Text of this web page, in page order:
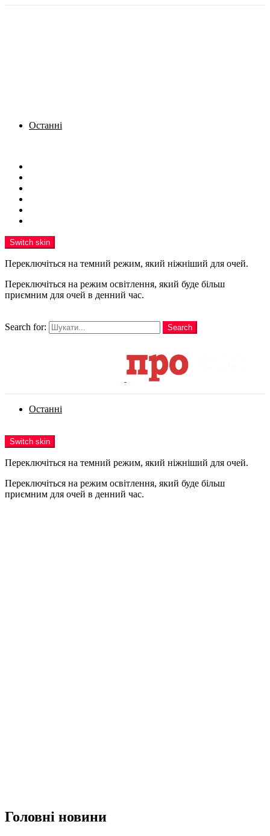
Останні
Switch skin
Переключіться на темний режим, який ніжніший для очей.
Переключіться на режим освітлення, який буде більш
приємним для очей в денний час.
Search for:
Search
Останні
Switch skin
Переключіться на темний режим, який ніжніший для очей.
Переключіться на режим освітлення, який буде більш
приємним для очей в денний час.
Головні новини